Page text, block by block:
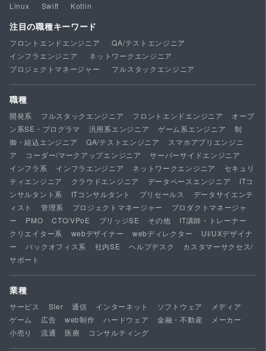
Linux
Swift Kotlin
注目の職種キーワード
フロントエンドエンジニア
QA/テストエンジニア
インフラエンジニア
ネットワークエンジニア
プロジェクトマネージャー
フルスタックエンジニア
職種
開発系 フルスタックエンジニア フロントエンドエンジニア
オープ
ン系SE・プログラマ
汎用系エンジニア ゲーム系エンジニア
制
御・組込エンジニア
QA/テストエンジニア
スマホアプリエンジニ
ア
コーダー/マークアップエンジニア
サーバーサイドエンジニア
インフラ系
インフラエンジニア ネットワークエンジニア
セキュリ
ティエンジニア
クラウドエンジニア データベースエンジニア
ITコ
ンサルタント系
ITコンサルタント プリセールス
データサイエンテ
ィスト
管理系 プロジェクトマネージャー
プロダクトマネージャ
ー
PMO CTO/VPoE ブリッジSE その他
IT講師・トレーナー
クリエイター系
webデザイナー webディレクター
UI/UXデザイナ
ー
バックオフィス系 社内SE ヘルプデスク
カスタマーサクセス/
サポート
業種
サービス SIer 通信 インターネット ソフトウェア
メディア
ゲーム
広告 web制作 ハードウェア 金融・不動産
メーカー
小売り
流通 医療 コンサルティング